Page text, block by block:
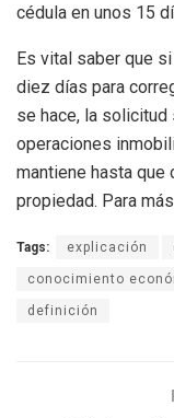
cédula en unos 15
Es vital saber que
diez días para
se hace, la solicitud
operaciones
mantiene hasta que
propiedad. Para
Tags: explicación
conocimiento
definición